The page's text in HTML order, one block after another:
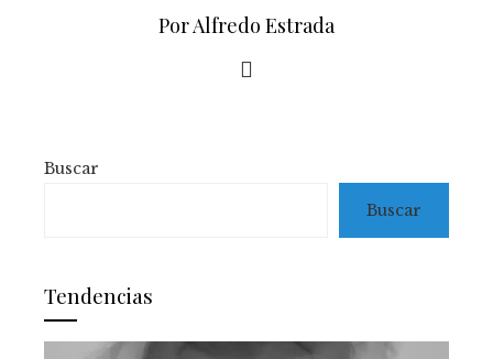
Por Alfredo Estrada
Buscar
Buscar
Tendencias